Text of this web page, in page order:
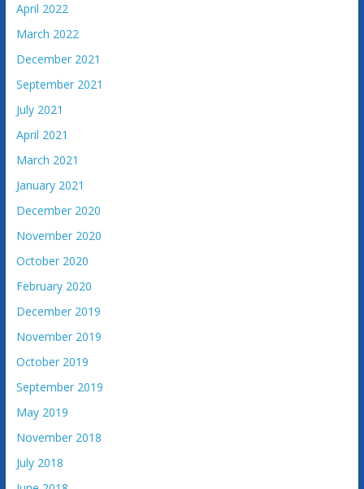
April 2022
March 2022
December 2021
September 2021
July 2021
April 2021
March 2021
January 2021
December 2020
November 2020
October 2020
February 2020
December 2019
November 2019
October 2019
September 2019
May 2019
November 2018
July 2018